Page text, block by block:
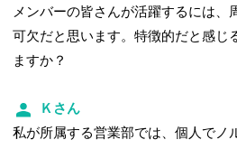
メンバーの皆さんが活躍するには、
可欠だと思います。特徴的だと感じ
ますか？
Ｋさん
私が所属する営業部では、個人でノ